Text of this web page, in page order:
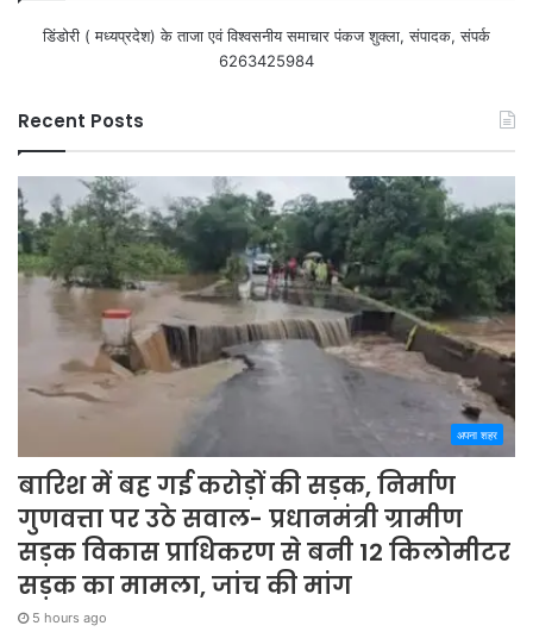
डिंडोरी ( मध्यप्रदेश) के ताजा एवं विश्वसनीय समाचार पंकज शुक्ला, संपादक, संपर्क
6263425984
Recent Posts
अपना शहर
बारिश में बह गई करोड़ों की सड़क, निर्माण
गुणवत्ता पर उठे सवाल- प्रधानमंत्री ग्रामीण
सड़क विकास प्राधिकरण से बनी 12 किलोमीटर
सड़क का मामला, जांच की मांग
5 hours ago